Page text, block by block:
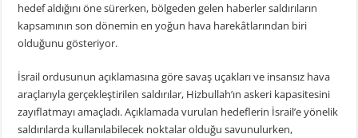
hedef aldığını öne sürerken, bölgeden gelen haberler saldırıların
kapsamının son dönemin en yoğun hava harekâtlarından biri
olduğunu gösteriyor.
İsrail ordusunun açıklamasına göre savaş uçakları ve insansız hava
araçlarıyla gerçekleştirilen saldırılar, Hizbullah’ın askeri kapasitesini
zayıflatmayı amaçladı. Açıklamada vurulan hedeflerin İsrail’e yönelik
saldırılarda kullanılabilecek noktalar olduğu savunulurken,